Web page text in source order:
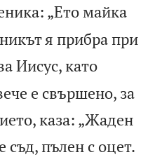
„Ето майка
я прибра при
Иисус, като
е свършено, за
каза: „Жаден
пълен с оцет.